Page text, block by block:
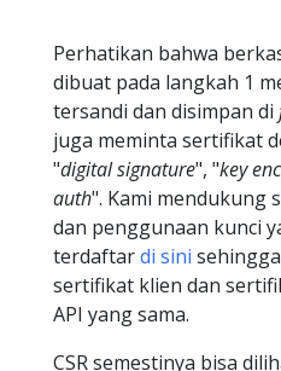
Perhatikan bahwa
dibuat pada langkah 1
tersandi dan disimpan di
juga meminta sertifikat
"digital signature", "key
auth". Kami mendukung
dan penggunaan kunci
terdaftardi sini
sertifikat klien dan
API yang sama.
CSR semestinya bisa